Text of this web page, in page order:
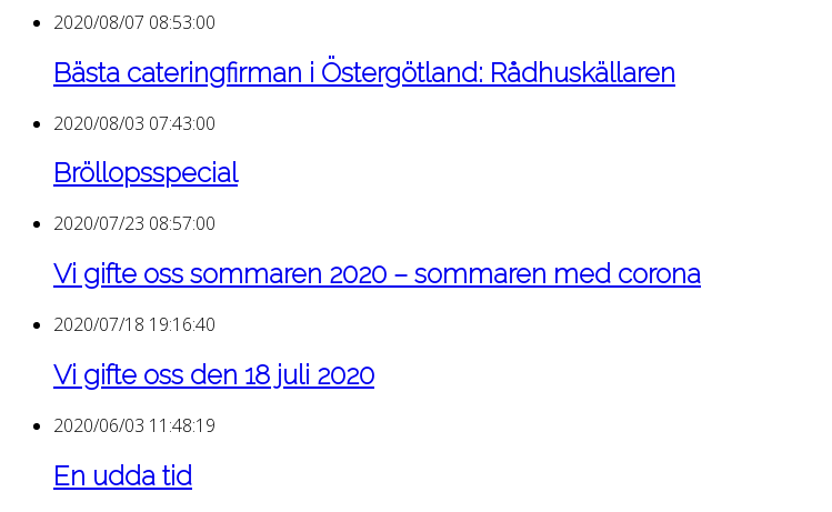
2020/08/07 08:53:00
Bästa cateringfirman i Östergötland: Rådhuskällaren
2020/08/03 07:43:00
Bröllopsspecial
2020/07/23 08:57:00
Vi gifte oss sommaren 2020 – sommaren med corona
2020/07/18 19:16:40
Vi gifte oss den 18 juli 2020
2020/06/03 11:48:19
En udda tid